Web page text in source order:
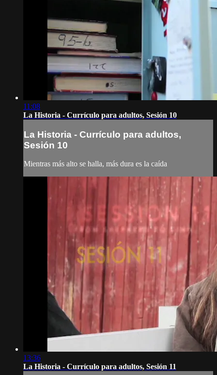
11:08
La Historia - Currículo para adultos, Sesión 10
La Historia - Currículo para adultos,
Sesión 10
Mientras más alto se halla, más dura es la caída
13:36
La Historia - Currículo para adultos, Sesión 11